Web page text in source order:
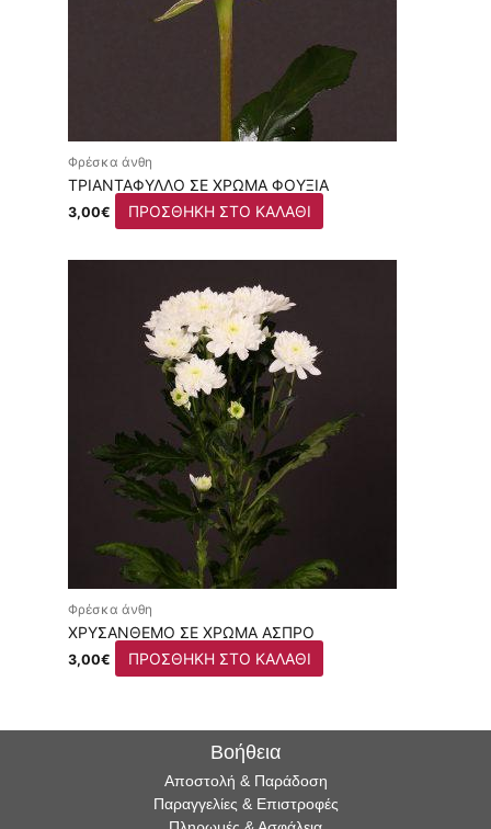
Φρέσκα άνθη
ΤΡΙΑΝΤΆΦΥΛΛΟ ΣΕ ΧΡΏΜΑ ΦΟΎΞΙΑ
3,00€ ΠΡΟΣΘΉΚΗ ΣΤΟ ΚΑΛΆΘΙ
Φρέσκα άνθη
ΧΡΥΣΆΝΘΕΜΟ ΣΕ ΧΡΏΜΑ ΆΣΠΡΟ
3,00€ ΠΡΟΣΘΉΚΗ ΣΤΟ ΚΑΛΆΘΙ
Βοήθεια
Αποστολή & Παράδοση
Παραγγελίες & Επιστροφές